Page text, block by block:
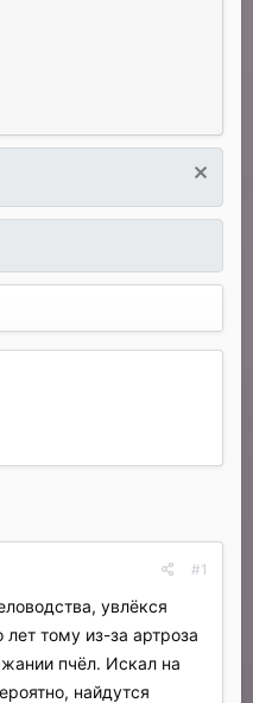
#1
увлёкся
лет тому из-за артроза
пчёл. Искал на
найдутся